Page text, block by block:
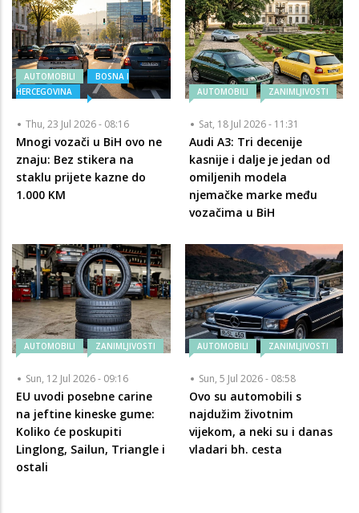
AUTOMOBILI
BOSNA I
HERCEGOVINA
Thu, 23 Jul 2026 - 08:16
Mnogi vozači u BiH ovo ne
znaju: Bez stikera na
staklu prijete kazne do
1.000 KM
AUTOMOBILI ZANIMLJIVOSTI
Sat, 18 Jul 2026 - 11:31
Audi A3: Tri decenije
kasnije i dalje je jedan od
omiljenih modela
njemačke marke među
vozačima u BiH
AUTOMOBILI ZANIMLJIVOSTI
Sun, 12 Jul 2026 - 09:16
EU uvodi posebne carine
na jeftine kineske gume:
Koliko će poskupiti
Linglong, Sailun, Triangle i
ostali
AUTOMOBILI ZANIMLJIVOSTI
Sun, 5 Jul 2026 - 08:58
Ovo su automobili s
najdužim životnim
vijekom, a neki su i danas
vladari bh. cesta